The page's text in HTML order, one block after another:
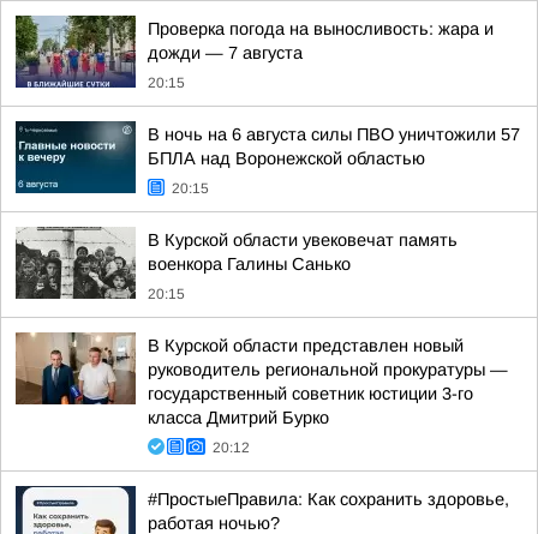
Проверка погода на выносливость: жара и
дожди — 7 августа
20:15
В ночь на 6 августа силы ПВО уничтожили 57
БПЛА над Воронежской областью
20:15
В Курской области увековечат память
военкора Галины Санько
20:15
В Курской области представлен новый
руководитель региональной прокуратуры —
государственный советник юстиции 3-го
класса Дмитрий Бурко
20:12
#ПростыеПравила: Как сохранить здоровье,
работая ночью?